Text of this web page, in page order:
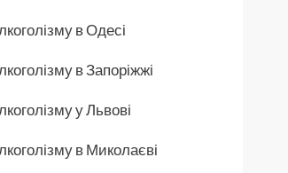
в Одесі
в Запоріжжі
у Львові
в Миколаєві